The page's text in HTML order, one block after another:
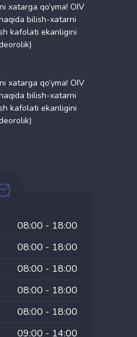
xatarga qo’yma! OIV
bilish-xatarni
kafolati ekanligini
xatarga qo’yma! OIV
bilish-xatarni
kafolati ekanligini
08:00 - 18:00
08:00 - 18:00
08:00 - 18:00
08:00 - 18:00
08:00 - 18:00
09:00 - 14:00